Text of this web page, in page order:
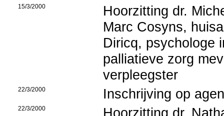
15/3/2000
Hoorzitting dr.
Marc Cosyns,
Diricq, psychologe
palliatieve zorg
verpleegster
22/3/2000 Inschrijving op
22/3/2000
Hoorzitting dr.